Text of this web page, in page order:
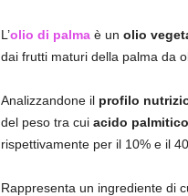
L’olio di palmaè un olio
dai frutti maturi della palma da
Analizzandone il profilo
del peso tra cui acido palmitico
rispettivamente per il 10% e il
Rappresenta un ingrediente di